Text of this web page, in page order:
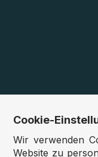
Cookie-
Wir verwenden
Website zu